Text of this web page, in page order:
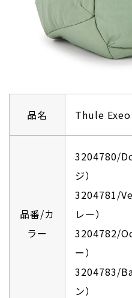
品名 Thule
品番/カ
ラー
3204780/
ジ）
3204781/
レー）
3204782/
ー）
3204783/
ン）